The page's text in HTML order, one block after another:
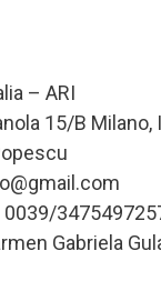
– ARI
15/B Milano,
Gabriela